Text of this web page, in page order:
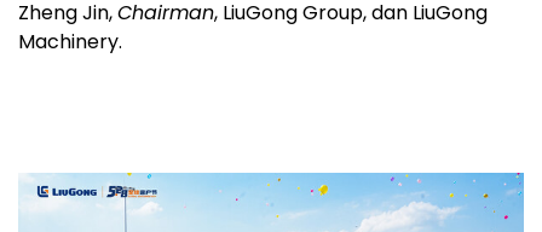
Zheng Jin,Chairman, LiuGong Group, dan LiuGong
Machinery.